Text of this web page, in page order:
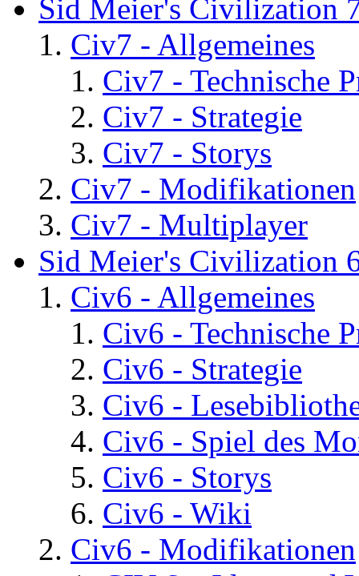
Sid Meier's Civilization
Civ7 - Allgemeines
Civ7 - Technische
Civ7 - Strategie
Civ7 - Storys
Civ7 - Modifikationen
Civ7 - Multiplayer
Sid Meier's Civilization
Civ6 - Allgemeines
Civ6 - Technische
Civ6 - Strategie
Civ6 -
Civ6 - Spiel des
Civ6 - Storys
Civ6 - Wiki
Civ6 - Modifikationen